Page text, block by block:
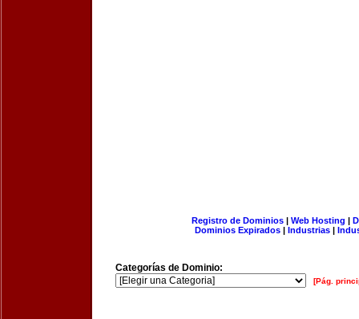
Registro de Dominios| Web Hosting |
Dominios Expirados | Industrias |
Categorías de Dominio:
[Pág.